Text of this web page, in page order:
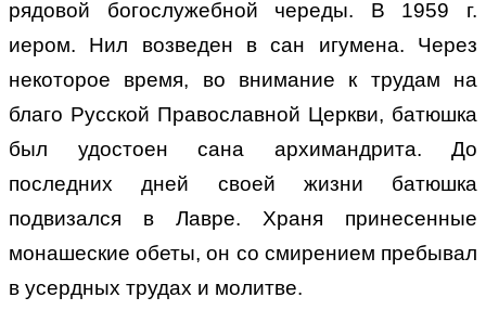
рядовой богослужебной череды. В 1959 г.
иером. Нил возведен в сан игумена. Через
некоторое время, во внимание к трудам на
благо Русской Православной Церкви, батюшка
был удостоен сана архимандрита. До
последних дней своей жизни батюшка
подвизался в Лавре. Храня принесенные
монашеские обеты, он со смирением пребывал
в усердных трудах и молитве.